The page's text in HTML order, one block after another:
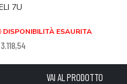
7U
DISPONIBILITÀ ESAURITA
VAI AL PRODOTTO